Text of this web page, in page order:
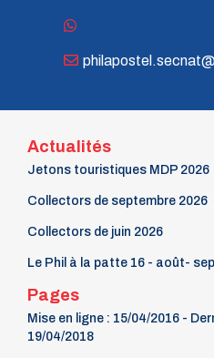
Actualités
Jetons touristiques MDP 2026
Collectors de septembre 2026
Collectors de juin 2026
Le Phil à la patte 16 - août-
Pages
Mise en ligne : 15/04/2016 -
19/04/2018